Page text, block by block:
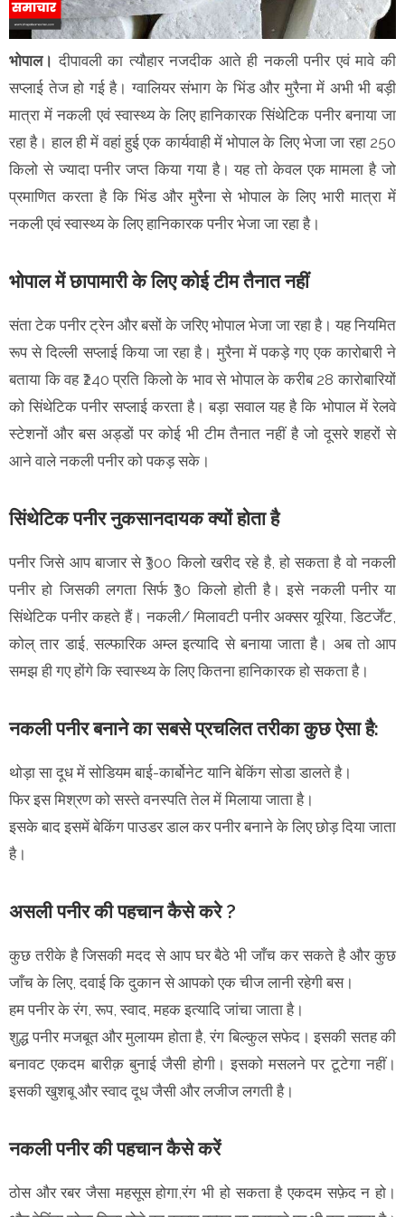
भोपाल।दीपावली का त्यौहार नजदीक आते ही नकली पनीर एवं मावे की
सप्लाई तेज हो गई है। ग्वालियर संभाग के भिंड और मुरैना में अभी भी बड़ी
मात्रा में नकली एवं स्वास्थ्य के लिए हानिकारक सिंथेटिक पनीर बनाया जा
रहा है। हाल ही में वहां हुई एक कार्यवाही में भोपाल के लिए भेजा जा रहा 250
किलो से ज्यादा पनीर जप्त किया गया है। यह तो केवल एक मामला है जो
प्रमाणित करता है कि भिंड और मुरैना से भोपाल के लिए भारी मात्रा में
नकली एवं स्वास्थ्य के लिए हानिकारक पनीर भेजा जा रहा है।
भोपाल में छापामारी के लिए कोई टीम तैनात नहीं
संता टेक पनीर ट्रेन और बसों के जरिए भोपाल भेजा जा रहा है। यह नियमित
रूप से दिल्ली सप्लाई किया जा रहा है। मुरैना में पकड़े गए एक कारोबारी ने
बताया कि वह ₹240 प्रति किलो के भाव से भोपाल के करीब 28 कारोबारियों
को सिंथेटिक पनीर सप्लाई करता है। बड़ा सवाल यह है कि भोपाल में रेलवे
स्टेशनों और बस अड्डों पर कोई भी टीम तैनात नहीं है जो दूसरे शहरों से
आने वाले नकली पनीर को पकड़ सके।
सिंथेटिक पनीर नुकसानदायक क्यों होता है
पनीर जिसे आप बाजार से ₹300 किलो खरीद रहे है, हो सकता है वो नकली
पनीर हो जिसकी लगता सिर्फ ₹30 किलो होती है। इसे नकली पनीर या
सिंथेटिक पनीर कहते हैं। नकली/ मिलावटी पनीर अक्सर यूरिया, डिटर्जेंट,
कोल् तार डाई, सल्फारिक अम्ल इत्यादि से बनाया जाता है। अब तो आप
समझ ही गए होंगे कि स्वास्थ्य के लिए कितना हानिकारक हो सकता है।
नकली पनीर बनाने का सबसे प्रचलित तरीका कुछ ऐसा है:
थोड़ा सा दूध में सोडियम बाई-कार्बोनेट यानि बेकिंग सोडा डालते है।
फिर इस मिश्रण को सस्ते वनस्पति तेल में मिलाया जाता है।
इसके बाद इसमें बेकिंग पाउडर डाल कर पनीर बनाने के लिए छोड़ दिया जाता
है।
असली पनीर की पहचान कैसे करे ?
कुछ तरीके है जिसकी मदद से आप घर बैठे भी जाँच कर सकते है और कुछ
जाँच के लिए, दवाई कि दुकान से आपको एक चीज लानी रहेगी बस।
हम पनीर के रंग, रूप, स्वाद, महक इत्यादि जांचा जाता है।
शुद्ध पनीर मजबूत और मुलायम होता है, रंग बिल्कुल सफेद। इसकी सतह की
बनावट एकदम बारीक़ बुनाई जैसी होगी। इसको मसलने पर टूटेगा नहीं।
इसकी खुशबू और स्वाद दूध जैसी और लजीज लगती है।
नकली पनीर की पहचान कैसे करें
ठोस और रबर जैसा महसूस होगा,रंग भी हो सकता है एकदम सफ़ेद न हो।